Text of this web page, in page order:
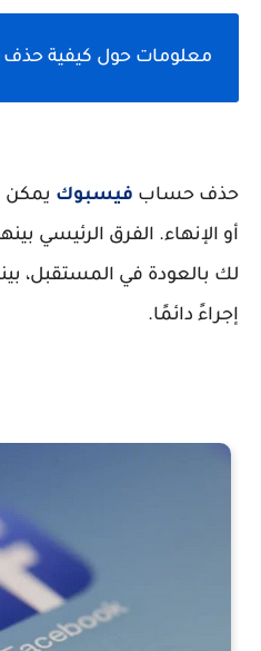
معلومات حول كيفية
حذف حساب فيسبوك يمكن
أو الإنهاء. الفرق الرئيسي
لك بالعودة في المستقبل،
إجراءً دائمًا.